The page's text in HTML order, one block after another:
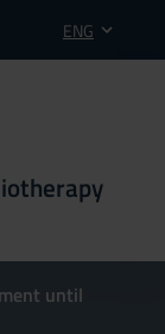
ENG
until